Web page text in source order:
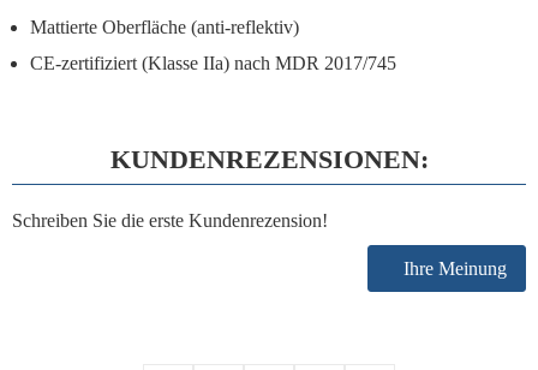
Mattierte Oberfläche (anti-reflektiv)
CE-zertifiziert (Klasse IIa) nach MDR 2017/745
KUNDENREZENSIONEN:
Schreiben Sie die erste Kundenrezension!
Ihre Meinung